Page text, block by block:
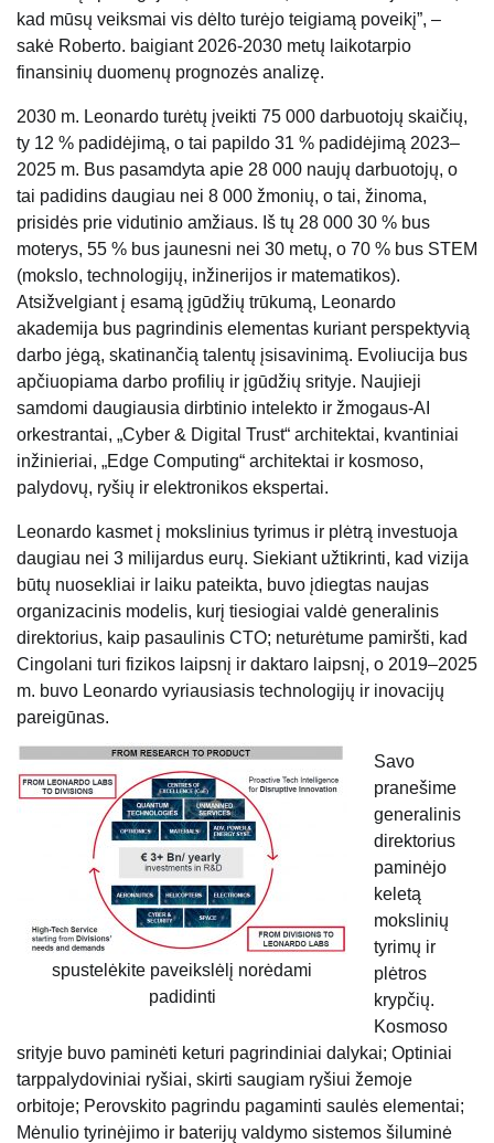
kad mūsų veiksmai vis dėlto turėjo teigiamą poveikį”, –
sakė Roberto. baigiant 2026-2030 metų laikotarpio
finansinių duomenų prognozės analizę.
2030 m. Leonardo turėtų įveikti 75 000 darbuotojų skaičių,
ty 12 % padidėjimą, o tai papildo 31 % padidėjimą 2023–
2025 m. Bus pasamdyta apie 28 000 naujų darbuotojų, o
tai padidins daugiau nei 8 000 žmonių, o tai, žinoma,
prisidės prie vidutinio amžiaus. Iš tų 28 000 30 % bus
moterys, 55 % bus jaunesni nei 30 metų, o 70 % bus STEM
(mokslo, technologijų, inžinerijos ir matematikos).
Atsižvelgiant į esamą įgūdžių trūkumą, Leonardo
akademija bus pagrindinis elementas kuriant perspektyvią
darbo jėgą, skatinančią talentų įsisavinimą. Evoliucija bus
apčiuopiama darbo profilių ir įgūdžių srityje. Naujieji
samdomi daugiausia dirbtinio intelekto ir žmogaus-AI
orkestrantai, „Cyber ​​& Digital Trust“ architektai, kvantiniai
inžinieriai, „Edge Computing“ architektai ir kosmoso,
palydovų, ryšių ir elektronikos ekspertai.
Leonardo kasmet į mokslinius tyrimus ir plėtrą investuoja
daugiau nei 3 milijardus eurų. Siekiant užtikrinti, kad vizija
būtų nuosekliai ir laiku pateikta, buvo įdiegtas naujas
organizacinis modelis, kurį tiesiogiai valdė generalinis
direktorius, kaip pasaulinis CTO; neturėtume pamiršti, kad
Cingolani turi fizikos laipsnį ir daktaro laipsnį, o 2019–2025
m. buvo Leonardo vyriausiasis technologijų ir inovacijų
pareigūnas.
spustelėkite paveikslėlį norėdami
padidinti
Savo
pranešime
generalinis
direktorius
paminėjo
keletą
mokslinių
tyrimų ir
plėtros
krypčių.
Kosmoso
srityje buvo paminėti keturi pagrindiniai dalykai; Optiniai
tarppalydoviniai ryšiai, skirti saugiam ryšiui žemoje
orbitoje; Perovskito pagrindu pagaminti saulės elementai;
Mėnulio tyrinėjimo ir baterijų valdymo sistemos šiluminė